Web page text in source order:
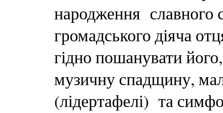
народження славного
громадського діяча
гідно пошанувати
музичну спадщину,
(лідертафелі) та